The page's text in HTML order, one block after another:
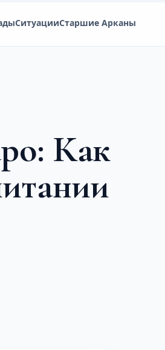
СитуацииСтаршие Арканы
Как